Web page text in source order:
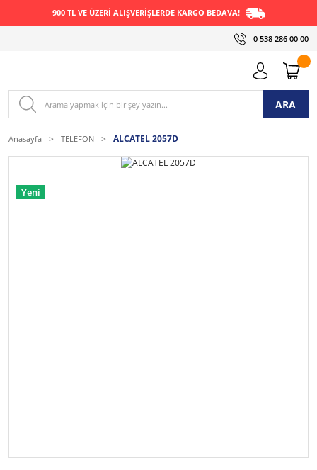
900 TL VE ÜZERİ ALIŞVERİŞLERDE KARGO BEDAVA!
0 538 286 00 00
ARA
Anasayfa TELEFON ALCATEL 2057D
Yeni